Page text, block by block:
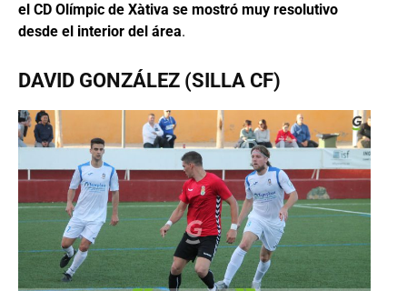
el CD Olímpic de Xàtiva se mostró muy resolutivo
desde el interior del área.
DAVID GONZÁLEZ (SILLA CF)